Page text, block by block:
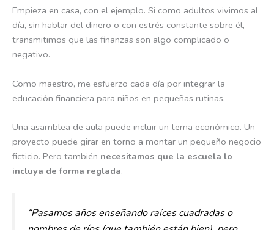
Empieza en casa, con el ejemplo. Si como adultos vivimos al
día, sin hablar del dinero o con estrés constante sobre él,
transmitimos que las finanzas son algo complicado o
negativo.
Como maestro, me esfuerzo cada día por integrar la
educación financiera para niños en pequeñas rutinas.
Una asamblea de aula puede incluir un tema económico. Un
proyecto puede girar en torno a montar un pequeño negocio
ficticio. Pero también necesitamos que la escuela lo
incluya de forma reglada.
“Pasamos años enseñando raíces cuadradas o